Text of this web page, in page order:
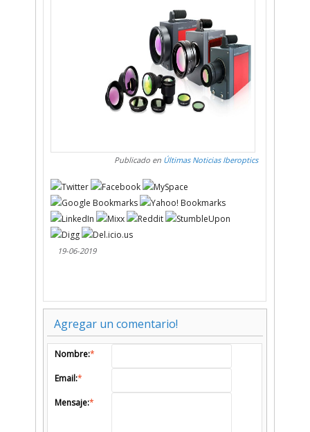
Publicado en Últimas Noticias Iberoptics
19-06-2019
Agregar un comentario!
Nombre:*
Email:*
Mensaje:*